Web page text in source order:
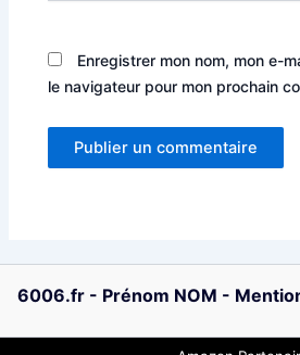
Enregistrer mon nom, mon e-
le navigateur pour mon prochain
6006.fr- Prénom NOM -